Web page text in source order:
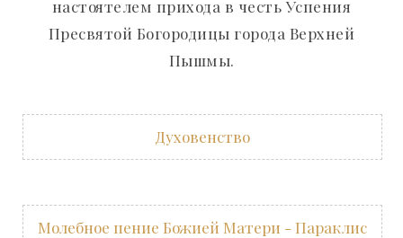
настоятелем прихода в честь Успения
Пресвятой Богородицы города Верхней
Пышмы.
Духовенство
Молебное пение Божией Матери - Параклис